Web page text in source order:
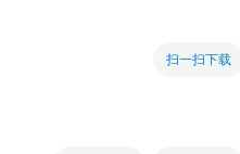
扫一扫下载